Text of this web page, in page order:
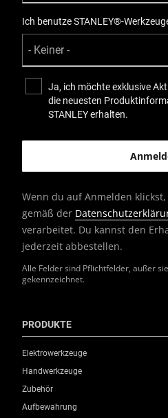
Alle Felder sind Pflichtfelder, außer
gekennzeichnet.
Ich benutze STANLEY®-
Ja, ich möchte exklusive
die neuesten
STANLEY erhalten.
Wenn du auf Anmelden
gemäß der
verarbeitet. Du kannst den
jederzeit abbestellen.
PRODUKTE
Elektrowerkzeuge
Handwerkzeuge
Zubehör
Aufbewahrung